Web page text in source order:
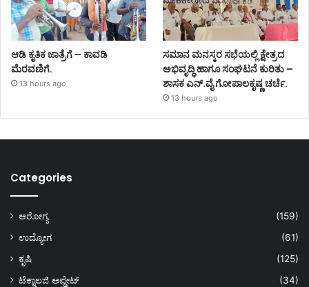
ಆಡಿ ಕೃತಿಕ ಜಾತ್ರೆಗೆ – ಕಾವಡಿ
ಮೆರವಣಿಗೆ.
13 hours ago
ಸಮಾನ ಮನಸ್ಕರ ಸಭೆಯಲ್ಲಿ ಕ್ಷೇತ್ರದ
ಅಭಿವೃದ್ಧಿ ಹಾಗೂ ಸಂಘಟನೆ ಕುರಿತು –
ಶಾಸಕ ಎನ್.ವೈ ಗೋಪಾಲಕೃಷ್ಣ ಚರ್ಚೆ.
13 hours ago
Categories
ಆರೋಗ್ಯ
(159)
ಉದ್ಯೋಗ
(61)
ಕೃಷಿ
(125)
ಟೆಕ್ನಾಲಜಿ ಅಪ್ಡೇಟ್
(34)